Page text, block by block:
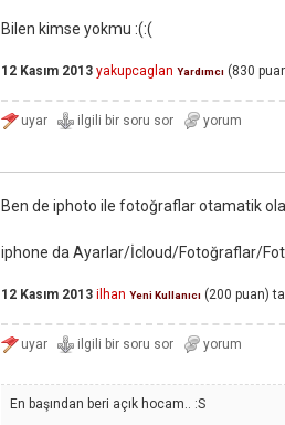
Bilen kimse yokmu :(:(
12 Kasım 2013 yakupcaglan Yardımcı (830
Ben de iphoto ile fotoğraflar otamatik
iphone da Ayarlar/İcloud/Fotoğraflar/
12 Kasım 2013 ilhan Yeni Kullanıcı (200 puan)
En başından beri açık hocam.. :S